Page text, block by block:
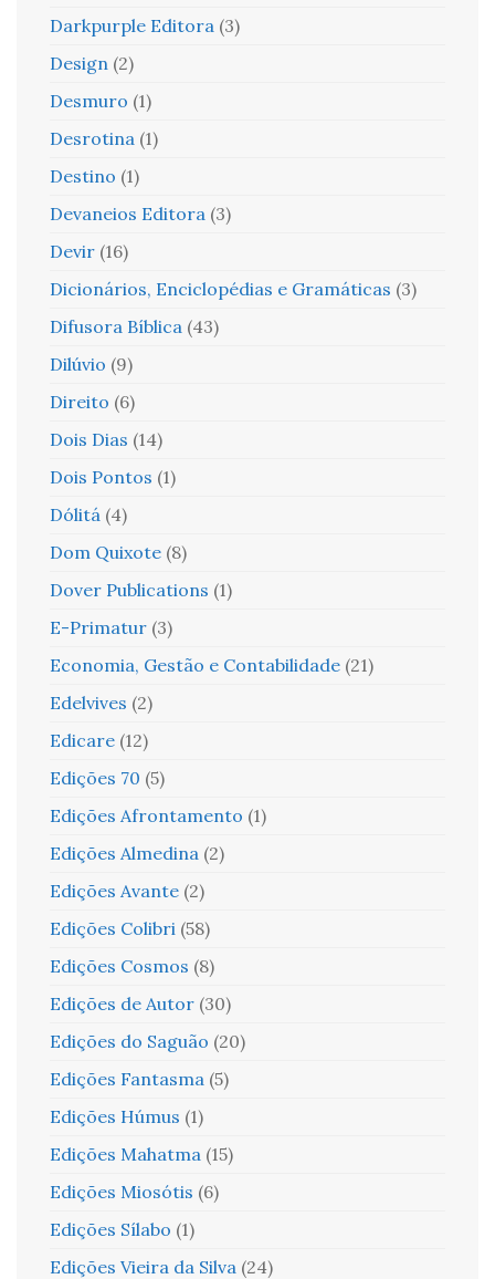
Darkpurple Editora (3)
Design (2)
Desmuro (1)
Desrotina (1)
Destino (1)
Devaneios Editora (3)
Devir (16)
Dicionários, Enciclopédias e Gramáticas (3)
Difusora Bíblica (43)
Dilúvio (9)
Direito (6)
Dois Dias (14)
Dois Pontos (1)
Dólitá (4)
Dom Quixote (8)
Dover Publications (1)
E-Primatur (3)
Economia, Gestão e Contabilidade (21)
Edelvives (2)
Edicare (12)
Edições 70 (5)
Edições Afrontamento (1)
Edições Almedina (2)
Edições Avante (2)
Edições Colibri (58)
Edições Cosmos (8)
Edições de Autor (30)
Edições do Saguão (20)
Edições Fantasma (5)
Edições Húmus (1)
Edições Mahatma (15)
Edições Miosótis (6)
Edições Sílabo (1)
Edições Vieira da Silva (24)